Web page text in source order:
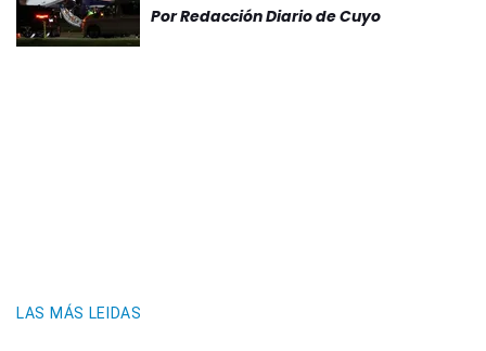
PorRedacción Diario de Cuyo
LAS MÁS LEIDAS